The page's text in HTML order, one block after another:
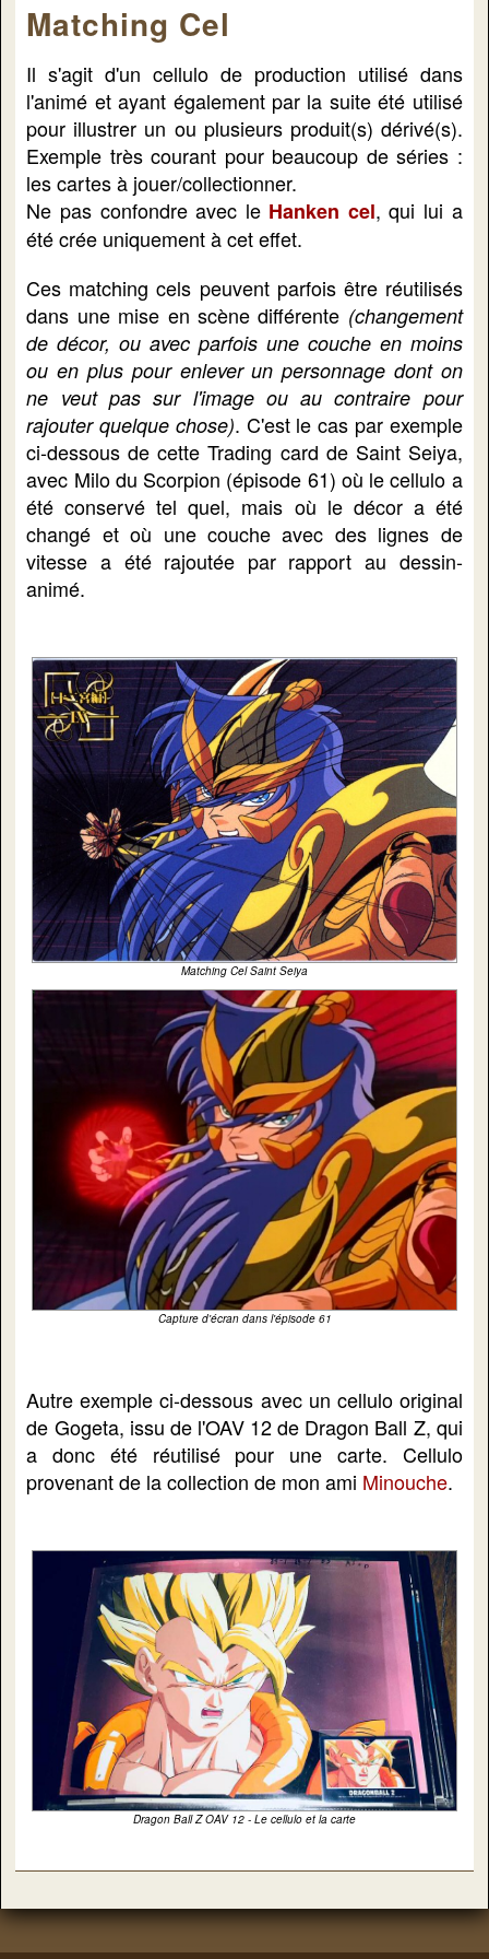
Matching Cel
Il s'agit d'un cellulo de production utilisé dans
l'animé et ayant également par la suite été utilisé
pour illustrer un ou plusieurs produit(s) dérivé(s).
Exemple très courant pour beaucoup de séries :
les cartes à jouer/collectionner.
Ne pas confondre avec le Hanken cel, qui lui a
été crée uniquement à cet effet.
Ces matching cels peuvent parfois être réutilisés
dans une mise en scène différente (changement
de décor, ou avec parfois une couche en moins
ou en plus pour enlever un personnage dont on
ne veut pas sur l'image ou au contraire pour
rajouter quelque chose). C'est le cas par exemple
ci-dessous de cette Trading card de Saint Seiya,
avec Milo du Scorpion (épisode 61) où le cellulo a
été conservé tel quel, mais où le décor a été
changé et où une couche avec des lignes de
vitesse a été rajoutée par rapport au dessin-
animé.
Matching Cel Saint Seiya
Capture d'écran dans l'épisode 61
Autre exemple ci-dessous avec un cellulo original
de Gogeta, issu de l'OAV 12 de Dragon Ball Z, qui
a donc été réutilisé pour une carte. Cellulo
provenant de la collection de mon ami Minouche.
Dragon Ball Z OAV 12 - Le cellulo et la carte